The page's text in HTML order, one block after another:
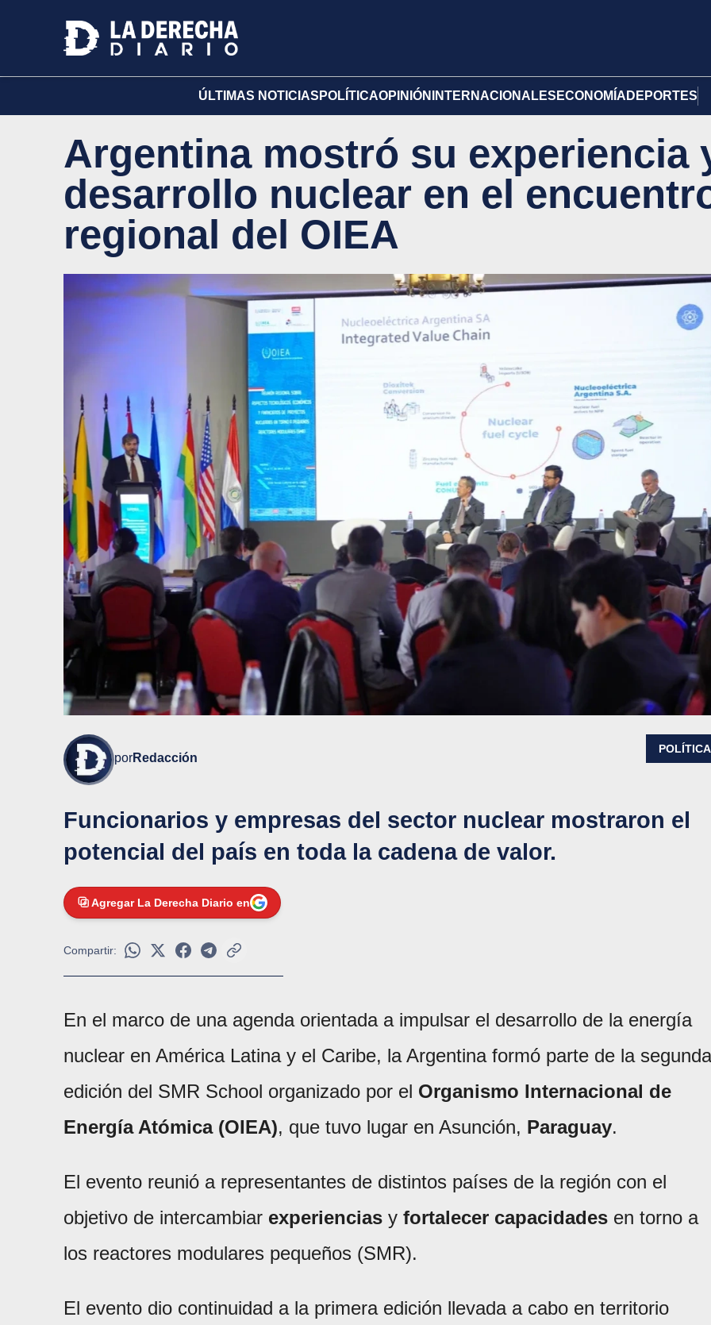
ÚLTIMAS NOTICIAS POLÍTICAOPINIÓN INTERNACIONALES ECONOMÍA DEPORTES
Argentina mostró su experiencia
desarrollo nuclear en el
regional del OIEA
porRedacción
POLÍTICA
Funcionarios y empresas del sector nuclear mostraron el
potencial del país en toda la cadena de valor.
Agregar La Derecha Diario en
Compartir:
En el marco de una agenda orientada a impulsar el desarrollo de la energía
nuclear en América Latina y el Caribe, la Argentina formó parte de la segunda
edición del SMR School organizado por el Organismo Internacional de
Energía Atómica (OIEA), que tuvo lugar en Asunción, Paraguay.
El evento reunió a representantes de distintos países de la región con el
objetivo de intercambiar experiencias y fortalecer capacidades en torno a
los reactores modulares pequeños (SMR).
El evento dio continuidad a la primera edición llevada a cabo en territorio